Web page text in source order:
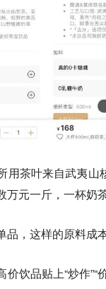
用茶叶来自武夷
元一斤，一杯奶
，这样的原料成
饮品贴上“炒作”“